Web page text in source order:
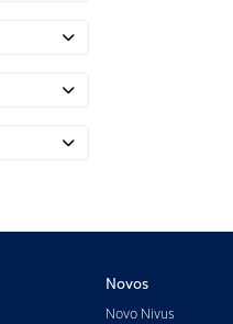
Novos
Novo Nivus